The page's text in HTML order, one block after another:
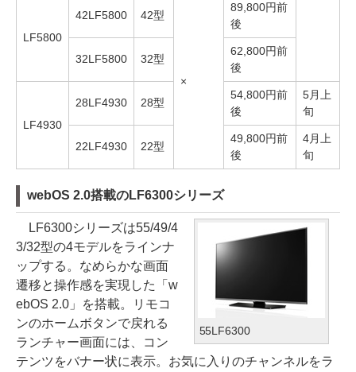
LF5800
42LF5800 42型
×
89,800円前
後
32LF5800 32型
62,800円前
後
LF4930
28LF4930 28型
54,800円前
後
5月上
旬
22LF4930 22型
49,800円前
後
4月上
旬
webOS 2.0搭載のLF6300シリーズ
55LF6300
LF6300シリーズは55/49/4
3/32型の4モデルをラインナ
ップする。なめらかな画面
遷移と操作感を実現した「w
ebOS 2.0」を搭載。リモコ
ンのホームボタンで戻れる
ランチャー画面には、コン
テンツをバナー状に表示。お気に入りのチャンネルをラ